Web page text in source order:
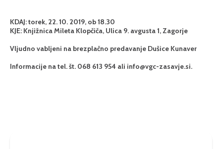
KDAJ: torek, 22. 10. 2019, ob 18.30
KJE: Knjižnica Mileta Klopčiča, Ulica 9. avgusta 1, Zagorje
Vljudno vabljeni na brezplačno predavanje Dušice Kunaver
Informacije na tel. št. 068 613 954 ali info@vgc-zasavje.si.